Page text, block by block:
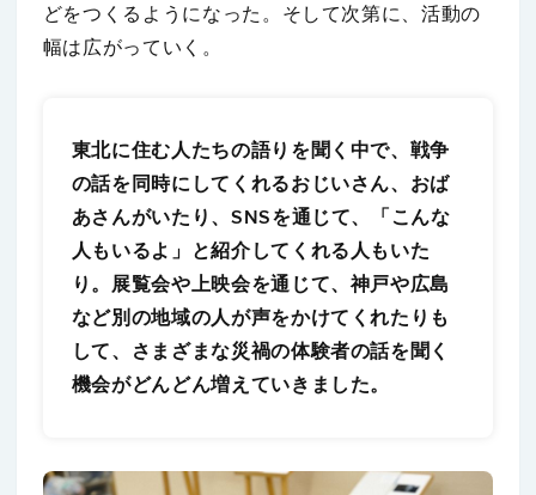
どをつくるようになった。そして次第に、活動の
幅は広がっていく。
東北に住む人たちの語りを聞く中で、戦争
の話を同時にしてくれるおじいさん、おば
あさんがいたり、SNSを通じて、「こんな
人もいるよ」と紹介してくれる人もいた
り。展覧会や上映会を通じて、神戸や広島
など別の地域の人が声をかけてくれたりも
して、さまざまな災禍の体験者の話を聞く
機会がどんどん増えていきました。